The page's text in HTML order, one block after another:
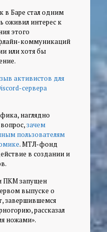
в Баре стал одним
оживил интерес к
этого
коммуникаций
или хотя бы
активистов для
сервера
наглядно
зачем
пользователям
. МТЛ-фонд
в создании и
ПКМ запущен
выпуске о
завершившемся
рассказал
ножами».